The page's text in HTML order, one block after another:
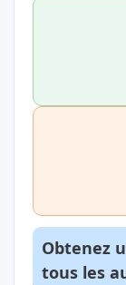
Obtenez
tous les